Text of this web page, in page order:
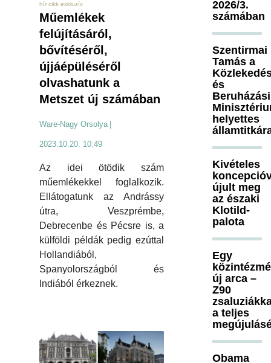
hír cikk exkluzív
Műemlékek
felújításáról,
bővítéséről,
újjáépüléséről
olvashatunk a
Metszet új számában
Ware-Nagy Orsolya
2023.10.20. 10:49
Az idei ötödik szám
műemlékekkel foglalkozik.
Ellátogatunk az Andrássy
útra, Veszprémbe,
Debrecenbe és Pécsre is, a
külföldi példák pedig ezúttal
Hollandiából,
Spanyolországból és
Indiából érkeznek.
2026/3.
számában
Szentirmai
Tamás a
és
Beruházási
helyettes
Kivételes
újult meg
az északi
Klotild-
palota
Egy
új arca –
Z90
a teljes
Obama